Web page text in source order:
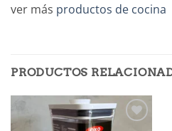
ver más productos de cocina
PRODUCTOS